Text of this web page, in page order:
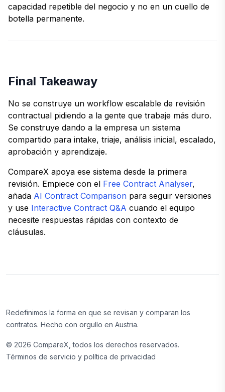
capacidad repetible del negocio y no en un cuello de
botella permanente.
Final Takeaway
No se construye un workflow escalable de revisión
contractual pidiendo a la gente que trabaje más duro.
Se construye dando a la empresa un sistema
compartido para intake, triaje, análisis inicial, escalado,
aprobación y aprendizaje.
CompareX apoya ese sistema desde la primera
revisión. Empiece con el Free Contract Analyser,
añada AI Contract Comparison para seguir versiones
y use Interactive Contract Q&A cuando el equipo
necesite respuestas rápidas con contexto de
cláusulas.
Redefinimos la forma en que se revisan y comparan los
contratos. Hecho con orgullo en Austria.
© 2026 CompareX, todos los derechos reservados.
Términos de servicio y política de privacidad